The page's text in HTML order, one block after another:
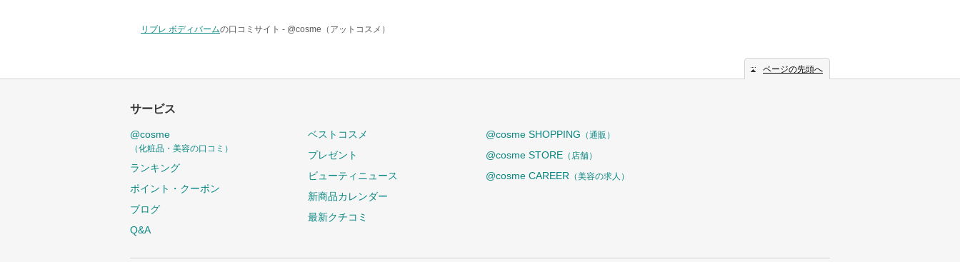
リブレ ボディバームの口コミサイト - @cosme（アットコスメ）
ページの先頭へ
サービス
@cosme
（化粧品・美容の口コミ）
ランキング
ポイント・クーポン
ブログ
Q&A
ベストコスメ
プレゼント
ビューティニュース
新商品カレンダー
最新クチコミ
@cosme SHOPPING （通販）
@cosme STORE （店舗）
@cosme CAREER （美容の求人）